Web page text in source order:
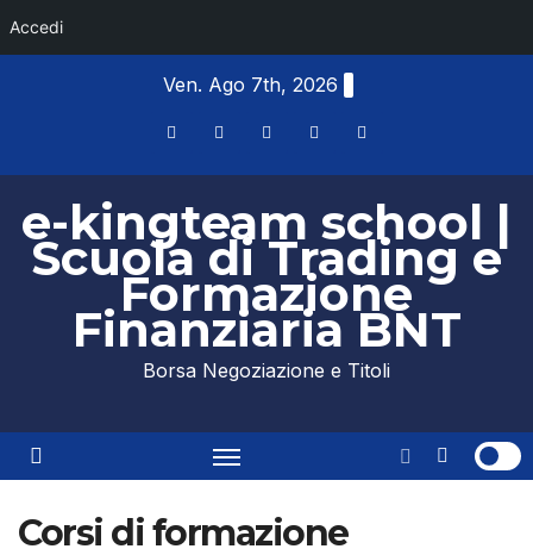
Accedi
Ven. Ago 7th, 2026
e-kingteam school |
Scuola di Trading e
Formazione
Finanziaria BNT
Borsa Negoziazione e Titoli
Corsi di formazione